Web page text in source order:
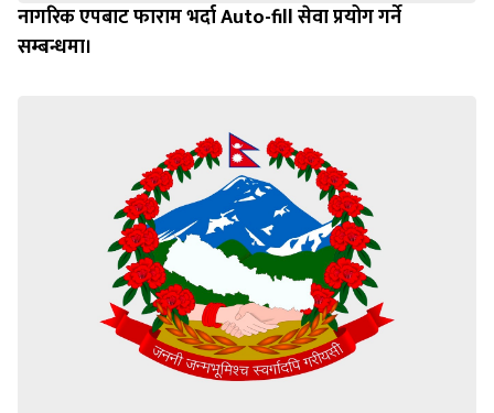
नागरिक एपबाट फाराम भर्दा Auto-fill सेवा प्रयोग गर्ने
सम्बन्धमा।